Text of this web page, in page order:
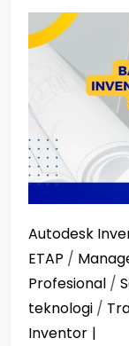
Autodesk
ETAP /
Profesional /
teknologi /
Inventor